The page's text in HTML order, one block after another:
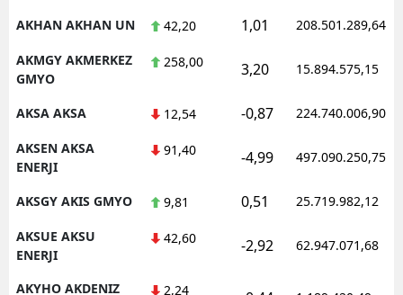
Niğde
Samsun
Sinop
AKHAN AKHAN UN 42,20 1,01 208.501.289,64
AKMGY AKMERKEZ
GMYO
258,00 3,20 15.894.575,15
AKSA AKSA 12,54 -0,87 224.740.006,90
AKSEN AKSA
ENERJI
91,40 -4,99 497.090.250,75
AKSGY AKIS GMYO 9,81 0,51 25.719.982,12
AKSUE AKSU
ENERJI
42,60 -2,92 62.947.071,68
AKYHO AKDENIZ
2,24